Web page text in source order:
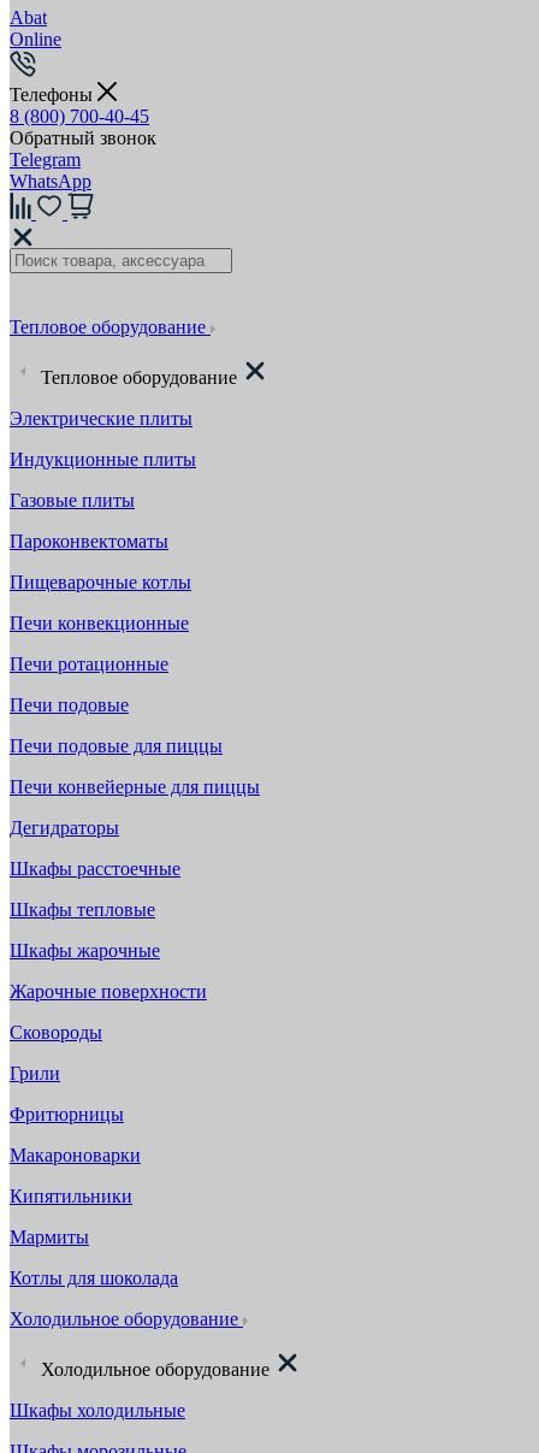
Abat
Online
Телефоны
8 (800) 700-40-45
Обратный звонок
Telegram
WhatsApp
Тепловое оборудование
Тепловое оборудование
Электрические плиты
Индукционные плиты
Газовые плиты
Пароконвектоматы
Пищеварочные котлы
Печи конвекционные
Печи ротационные
Печи подовые
Печи подовые для пиццы
Печи конвейерные для пиццы
Дегидраторы
Шкафы расстоечные
Шкафы тепловые
Шкафы жарочные
Жарочные поверхности
Сковороды
Грили
Фритюрницы
Макароноварки
Кипятильники
Мармиты
Котлы для шоколада
Холодильное оборудование
Холодильное оборудование
Шкафы холодильные